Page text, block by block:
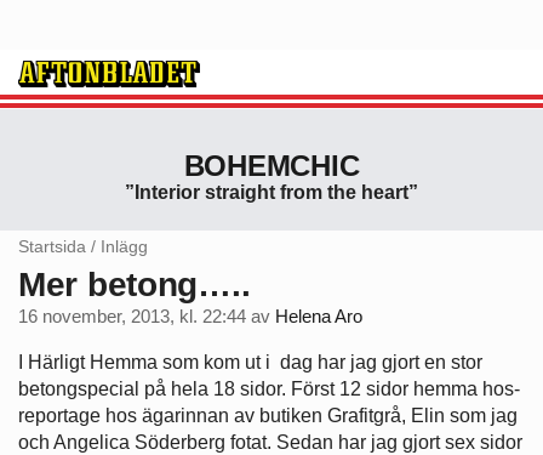
BOHEMCHIC
”Interior straight from the heart”
Startsida / Inlägg
Mer betong…..
16 november, 2013, kl. 22:44 av Helena Aro
I Härligt Hemma som kom ut i dag har jag gjort en stor
betongspecial på hela 18 sidor. Först 12 sidor hemma hos-
reportage hos ägarinnan av butiken Grafitgrå, Elin som jag
och Angelica Söderberg fotat. Sedan har jag gjort sex sidor